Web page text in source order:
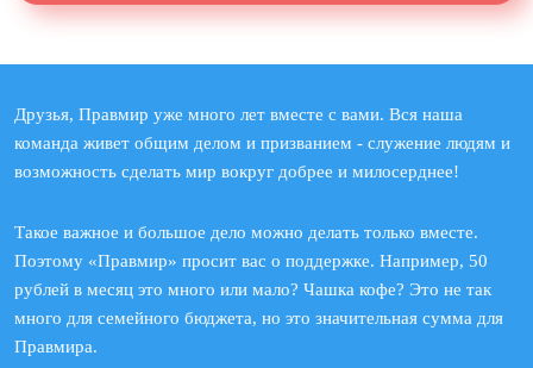
Друзья, Правмир уже много лет вместе с вами. Вся наша
команда живет общим делом и призванием - служение людям и
возможность сделать мир вокруг добрее и милосерднее!
Такое важное и большое дело можно делать только вместе.
Поэтому «Правмир» просит вас о поддержке. Например, 50
рублей в месяц это много или мало? Чашка кофе? Это не так
много для семейного бюджета, но это значительная сумма для
Правмира.